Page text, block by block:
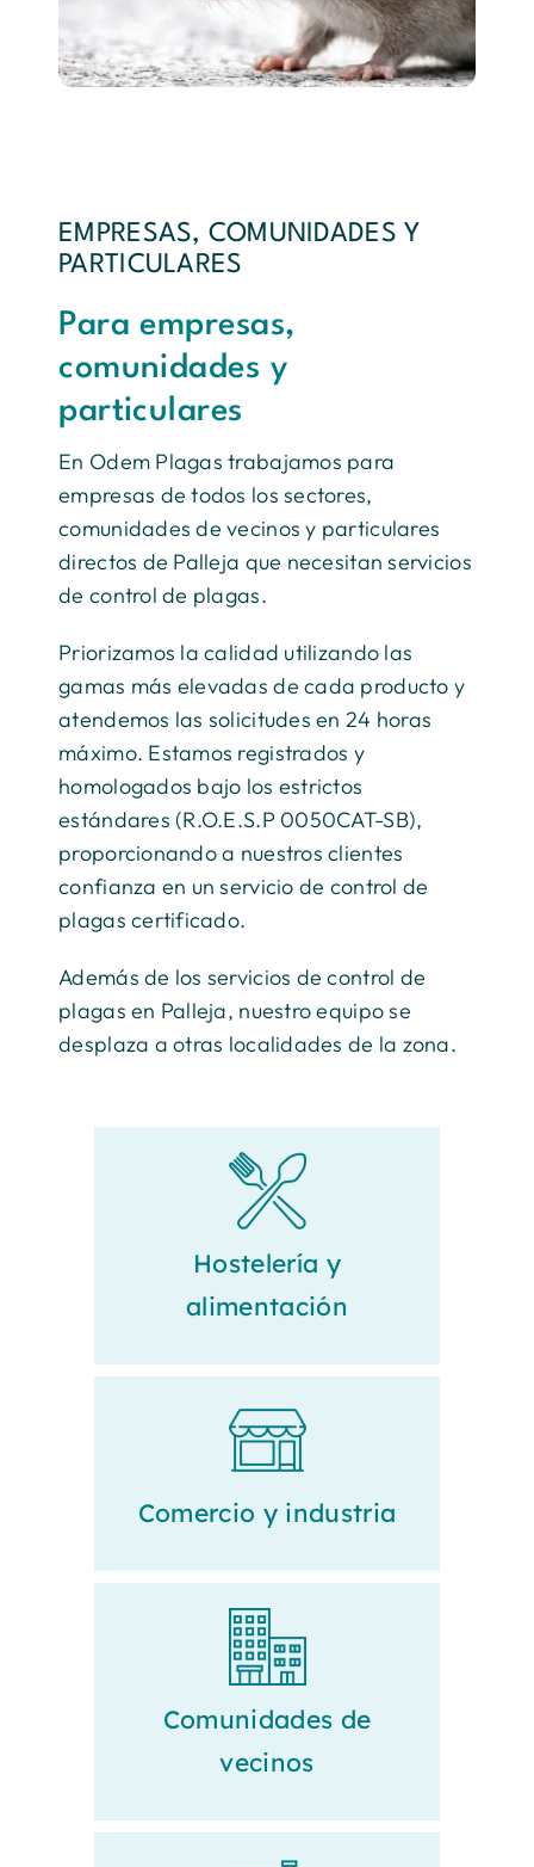
EMPRESAS, COMUNIDADES Y
PARTICULARES
Para empresas,
comunidades y
particulares
En Odem Plagas trabajamos para
empresas de todos los sectores,
comunidades de vecinos y particulares
directos de Palleja que necesitan servicios
de control de plagas.
Priorizamos la calidad utilizando las
gamas más elevadas de cada producto y
atendemos las solicitudes en 24 horas
máximo. Estamos registrados y
homologados bajo los estrictos
estándares (R.O.E.S.P 0050CAT-SB),
proporcionando a nuestros clientes
confianza en un servicio de control de
plagas certificado.
Además de los servicios de control de
plagas en Palleja, nuestro equipo se
desplaza a otras localidades de la zona.
Hostelería y
alimentación
Comercio y industria
Comunidades de
vecinos